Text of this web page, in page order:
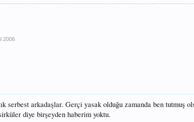
2006
serbest arkadaşlar. Gerçi yasak olduğu zamanda ben tutmuş
diye birşeyden haberim yoktu.